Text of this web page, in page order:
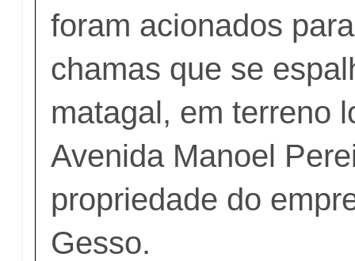
foram acionados
chamas que se
matagal, em terreno
Avenida Manoel
propriedade do
Gesso.